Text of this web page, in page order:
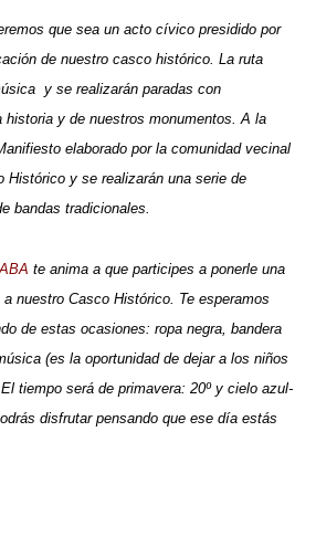
que sea un acto cívico presidido por
de nuestro casco histórico. La ruta
y se realizarán paradas con
historia y de nuestros monumentos. A la
elaborado por la comunidad vecinal
Histórico y se realizarán una serie de
bandas tradicionales.
te anima a que participes a ponerle una
nuestro Casco Histórico. Te esperamos
de estas ocasiones: ropa negra, bandera
(es la oportunidad de dejar a los niños
tiempo será de primavera: 20º y cielo azul-
disfrutar pensando que ese día estás